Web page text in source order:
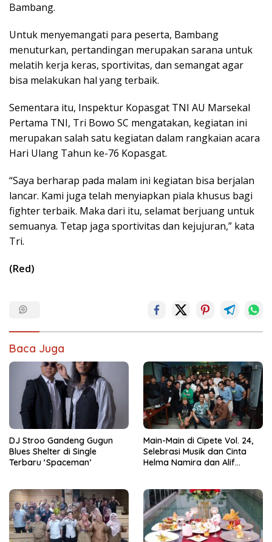
Bambang.
Untuk menyemangati para peserta, Bambang
menuturkan, pertandingan merupakan sarana untuk
melatih kerja keras, sportivitas, dan semangat agar
bisa melakukan hal yang terbaik.
Sementara itu, Inspektur Kopasgat TNI AU Marsekal
Pertama TNI, Tri Bowo SC mengatakan, kegiatan ini
merupakan salah satu kegiatan dalam rangkaian acara
Hari Ulang Tahun ke-76 Kopasgat.
“Saya berharap pada malam ini kegiatan bisa berjalan
lancar. Kami juga telah menyiapkan piala khusus bagi
fighter terbaik. Maka dari itu, selamat berjuang untuk
semuanya. Tetap jaga sportivitas dan kejujuran,” kata
Tri.
(Red)
Baca Juga
DJ Stroo Gandeng Gugun
Blues Shelter di Single
Terbaru ‘Spaceman’
Main-Main di Cipete Vol. 24,
Selebrasi Musik dan Cinta
Helma Namira dan Alif